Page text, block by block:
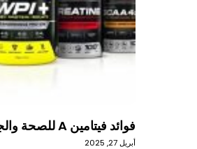
فوائد فيتامين A للصحة والجمال
أبريل 27, 2025